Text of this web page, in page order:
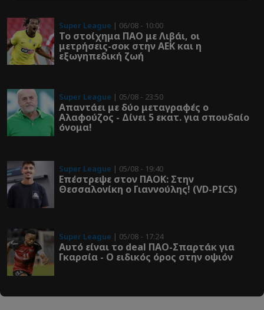
Super League | 06/08 - 10:00
Το στοίχημα ΠΑΟ με Λιβάι, οι
μετρήσεις-σοκ στην ΑΕΚ και η
εξωγηπεδική ζωή
Super League | 05/08 - 23:50
Απαντάει με δύο μεταγραφές ο
Αλαφούζος - Δίνει 5 εκατ. για σπουδαίο
όνομα!
Super League | 05/08 - 19:40
Επέστρεψε στον ΠΑOK: Στην
Θεσσαλονίκη ο Γιαννούλης! (VD-PICS)
Super League | 05/08 - 17:24
Αυτό είναι το deal ΠΑΟ-Σπαρτάκ για
Γκαρσία - Ο ειδικός όρος στην οψιόν